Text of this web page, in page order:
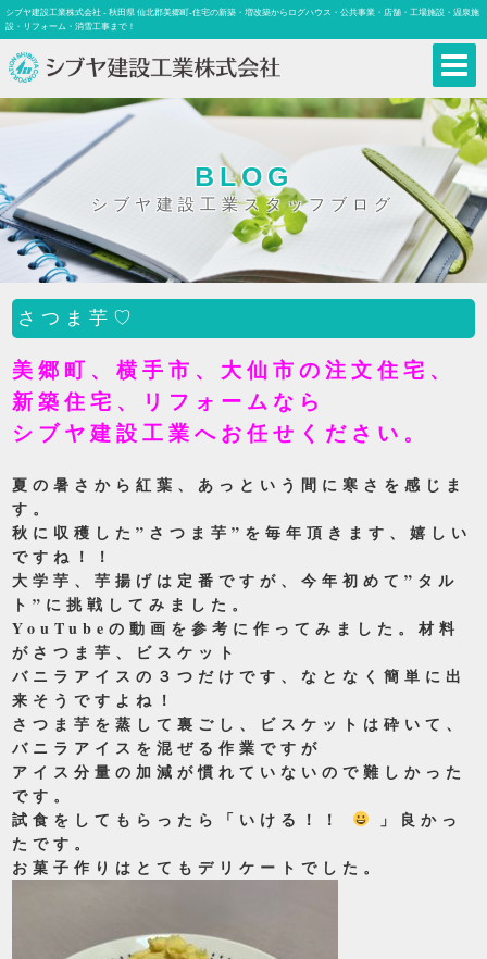
シブヤ建設工業株式会社 - 秋田県 仙北郡美郷町-住宅の新築・増改築からログハウス・公共事業・店舗・工場施設・温泉施
設・リフォーム・消雪工事まで！
BLOG
シブヤ建設工業スタッフブログ
さつま芋♡
美郷町、横手市、大仙市の注文住宅、
新築住宅、リフォームなら
シブヤ建設工業へお任せください。
夏の暑さから紅葉、あっという間に寒さを感じま
す。
秋に収穫した”さつま芋”を毎年頂きます、嬉しい
ですね！！
大学芋、芋揚げは定番ですが、今年初めて”タル
ト”に挑戦してみました。
YouTubeの動画を参考に作ってみました。材料
がさつま芋、ビスケット
バニラアイスの３つだけです、なとなく簡単に出
来そうですよね！
さつま芋を蒸して裏ごし、ビスケットは砕いて、
バニラアイスを混ぜる作業ですが
アイス分量の加減が慣れていないので難しかった
です。
試食をしてもらったら「いける！！
」良かっ
たです。
お菓子作りはとてもデリケートでした。